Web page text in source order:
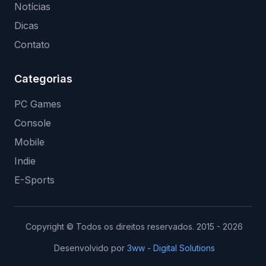
Notícias
Dicas
Contato
Categorias
PC Games
Console
Mobile
Indie
E-Sports
Copyright © Todos os direitos reservados. 2015 - 2026
Desenvolvido por 3ww - Digital Solutions